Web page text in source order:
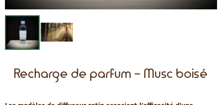
Recharge de parfum - Musc boisé